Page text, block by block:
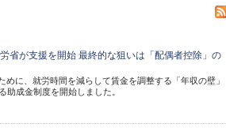
省が支援を開始 最終的な狙いは「配偶者控除」の
に、就労時間を減らして賃金を調整する「年収の壁」
成金制度を開始しました。